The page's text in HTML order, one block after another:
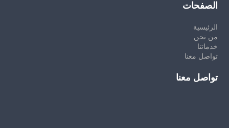
الصفحات
الرئيسية
من نحن
خدماتنا
تواصل معنا
تواصل معنا